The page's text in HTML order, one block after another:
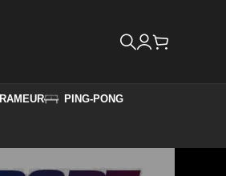
RAMEUR PING-PONG